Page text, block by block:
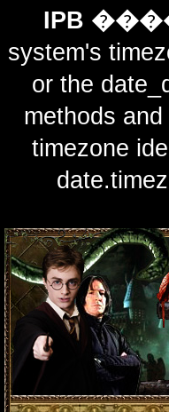
IPB
system's
or the
methods
timezone